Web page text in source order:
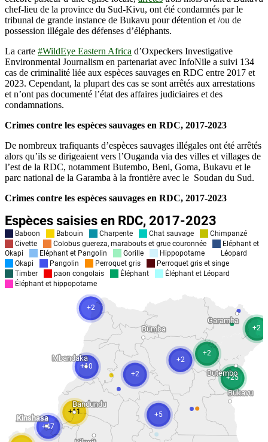
chef-lieu de la province du Sud-Kivu, ont été condamnés par le
tribunal de grande instance de Bukavu pour détention et /ou de
possession illégale des défenses d’éléphants.
La carte #WildEye Eastern Africa d’Oxpeckers Investigative
Environmental Journalism en partenariat avec InfoNile a suivi 134
cas de criminalité liée aux espèces sauvages en RDC entre 2017 et
2023. Cependant, la plupart des cas se sont arrêtés aux arrestations
et n’ont pas documenté l’état des affaires judiciaires et des
condamnations.
Crimes contre les espèces sauvages en RDC, 2017-2023
De nombreux trafiquants d’espèces sauvages illégales ont été arrêtés
alors qu’ils se dirigeaient vers l’Ouganda via des villes et villages de
l’est de la RDC, notamment Butembo, Beni, Goma, Bukavu et le
parc national de la Garamba à la frontière avec le Soudan du Sud.
Crimes contre les espèces sauvages en RDC, 2017-2023